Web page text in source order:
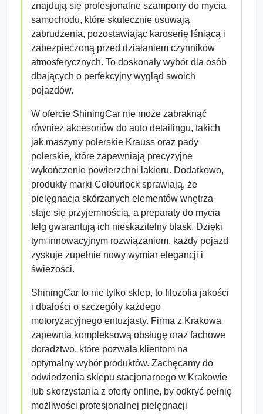
znajdują się profesjonalne szampony do mycia
samochodu, które skutecznie usuwają
zabrudzenia, pozostawiając karoserię lśniącą i
zabezpieczoną przed działaniem czynników
atmosferycznych. To doskonały wybór dla osób
dbających o perfekcyjny wygląd swoich
pojazdów.
W ofercie ShiningCar nie może zabraknąć
również akcesoriów do auto detailingu, takich
jak maszyny polerskie Krauss oraz pady
polerskie, które zapewniają precyzyjne
wykończenie powierzchni lakieru. Dodatkowo,
produkty marki Colourlock sprawiają, że
pielęgnacja skórzanych elementów wnętrza
staje się przyjemnością, a preparaty do mycia
felg gwarantują ich nieskazitelny blask. Dzięki
tym innowacyjnym rozwiązaniom, każdy pojazd
zyskuje zupełnie nowy wymiar elegancji i
świeżości.
ShiningCar to nie tylko sklep, to filozofia jakości
i dbałości o szczegóły każdego
motoryzacyjnego entuzjasty. Firma z Krakowa
zapewnia kompleksową obsługę oraz fachowe
doradztwo, które pozwala klientom na
optymalny wybór produktów. Zachęcamy do
odwiedzenia sklepu stacjonarnego w Krakowie
lub skorzystania z oferty online, by odkryć pełnię
możliwości profesjonalnej pielęgnacji